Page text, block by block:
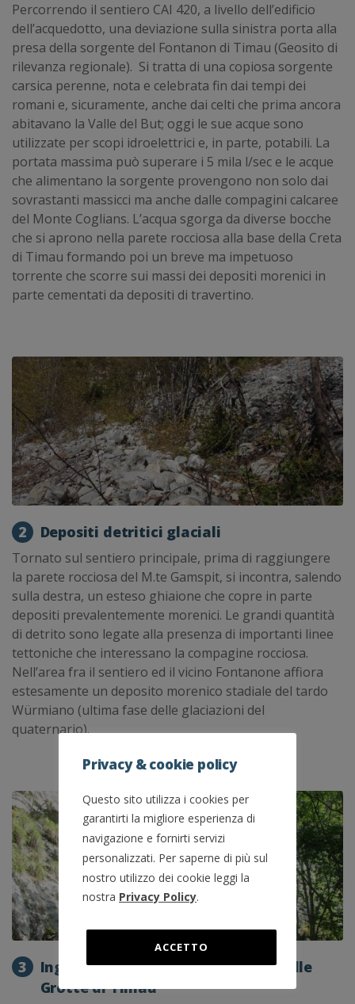
Percorrendo il sentiero CAI 420, a livello dell’edificio
dell’acquedotto, una deviazione sulla sinistra porta alla
presa della sorgente del Fontanon di Timau (Geosito di
rilevanza regionale). Si tratta di una copiosa sorgente
carsica perenne, nota e celebrata fin dai tempi dei
romani e, sicuramente, anche dai celti che prima ancora
abitavano la Valle del But; oggi le sue acque sono
utilizzate per scopi idroelettrici e, in parte, potabili. La
portata massima può superare i 5 mila l/sec e le acque
che alimentano la sorgente provengono non solo dai
sovrastanti massicci ma anche dalle compagini calcaree
del Monte Coglians. L’acqua sgorga da diverse bocche
che si aprono nella parete rocciosa alla base della Creta
di Timau formando poi un breve ma impetuoso
torrente che scorre sui massi dei depositi morenici in
parte cementati da depositi di travertino.
2 Depositi detritici glaciali
Tornato sul sentiero principale, prima di raggiungere
la parete rocciosa del M.te Gamspit, si incontra, salendo
sulla destra, un esteso ghiaione che copre in parte
depositi prevalentemente morenici. Le grandi quantità
di detrito sono legate alla presenza di importanti linee
tettoniche che interessano la compagine rocciosa.
Nell’area fra il sentiero ed il vicino Fontanone affiora
estesamente un deposito morenico stadiale del tardo
Würmiano (ultima fase delle glaciazioni del
quaternario).
3
Ingresso al sistema sotterraneo delle
Grotte di Timau
Privacy & cookie policy
Questo sito utilizza i cookies per
garantirti la migliore esperienza di
navigazione e fornirti servizi
personalizzati. Per saperne di più sul
nostro utilizzo dei cookie leggi la
nostra Privacy Policy.
ACCETTO